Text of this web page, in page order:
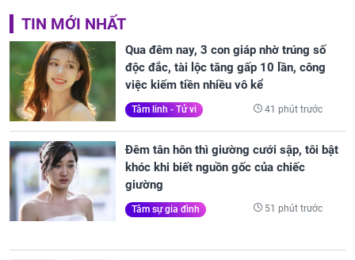
TIN MỚI NHẤT
Qua đêm nay, 3 con giáp nhờ trúng số
độc đắc, tài lộc tăng gấp 10 lần, công
việc kiếm tiền nhiều vô kể
Tâm linh - Tử vi 41 phút trước
Đêm tân hôn thì giường cưới sập, tôi bật
khóc khi biết nguồn gốc của chiếc
giường
Tâm sự gia đình 51 phút trước